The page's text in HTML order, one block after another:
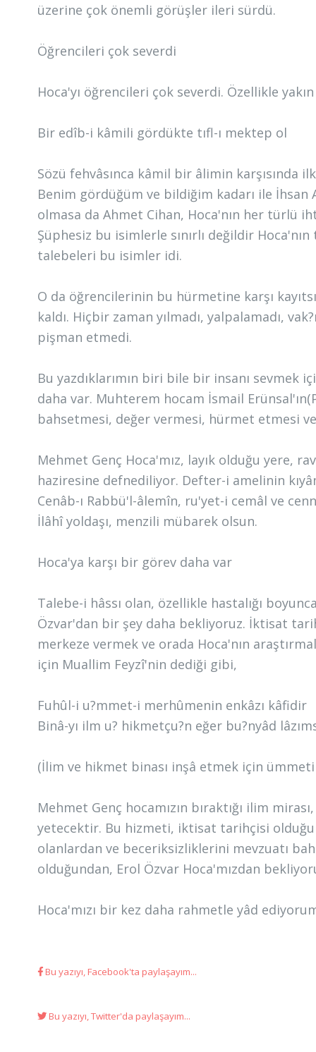
üzerine çok önemli görüşler ileri sürdü.
Öğrencileri çok severdi
Hoca'yı öğrencileri çok severdi. Özellikle
Bir edîb-i kâmili gördükte tıfl-ı mektep ol
Sözü fehvâsınca kâmil bir âlimin
Benim gördüğüm ve bildiğim kadarı ile İhsan
olmasa da Ahmet Cihan, Hoca'nın her türlü
Şüphesiz bu isimlerle sınırlı değildir
talebeleri bu isimler idi.
O da öğrencilerinin bu hürmetine karşı
kaldı. Hiçbir zaman yılmadı, yalpalamadı,
pişman etmedi.
Bu yazdıklarımın biri bile bir insanı sevmek
daha var. Muhterem hocam İsmail
bahsetmesi, değer vermesi, hürmet etmesi
Mehmet Genç Hoca'mız, layık olduğu yere,
haziresine defnediliyor. Defter-i amelinin
Cenâb-ı Rabbü'l-âlemîn, ru'yet-i cemâl ve
İlâhî yoldaşı, menzili mübarek olsun.
Hoca'ya karşı bir görev daha var
Talebe-i hâssı olan, özellikle hastalığı
Özvar'dan bir şey daha bekliyoruz. İktisat
merkeze vermek ve orada Hoca'nın
için Muallim Feyzî'nin dediği gibi,
Fuhûl-i u?mmet-i merhûmenin enkâzı kâfidir
Binâ-yı ilm u? hikmetçu?n eğer bu?nyâd
(İlim ve hikmet binası inşâ etmek için
Mehmet Genç hocamızın bıraktığı ilim
yetecektir. Bu hizmeti, iktisat tarihçisi olduğu
olanlardan ve beceriksizliklerini mevzuatı
olduğundan, Erol Özvar Hoca'mızdan
Hoca'mızı bir kez daha rahmetle yâd
Bu yazıyı, Facebook'ta paylaşayım...
Bu yazıyı, Twitter'da paylaşayım...